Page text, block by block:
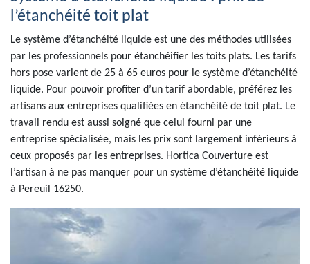
l’étanchéité toit plat
Le système d’étanchéité liquide est une des méthodes utilisées
par les professionnels pour étanchéifier les toits plats. Les tarifs
hors pose varient de 25 à 65 euros pour le système d’étanchéité
liquide. Pour pouvoir profiter d’un tarif abordable, préférez les
artisans aux entreprises qualifiées en étanchéité de toit plat. Le
travail rendu est aussi soigné que celui fourni par une
entreprise spécialisée, mais les prix sont largement inférieurs à
ceux proposés par les entreprises. Hortica Couverture est
l’artisan à ne pas manquer pour un système d’étanchéité liquide
à Pereuil 16250.